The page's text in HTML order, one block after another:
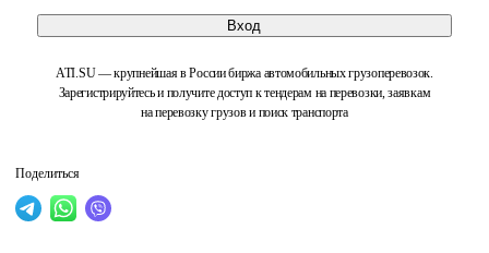
Вход
ATI.SU — крупнейшая в России биржа автомобильных грузоперевозок.
Зарегистрируйтесь и получите доступ к тендерам на перевозки, заявкам
на перевозку грузов и поиск транспорта
Поделиться